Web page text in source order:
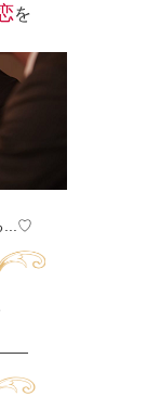
を
...♡
――